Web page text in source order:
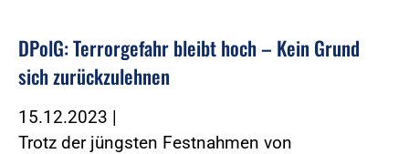
DPolG: Terrorgefahr bleibt hoch – Kein Grund
sich zurückzulehnen
15.12.2023 |
Trotz der jüngsten Festnahmen von